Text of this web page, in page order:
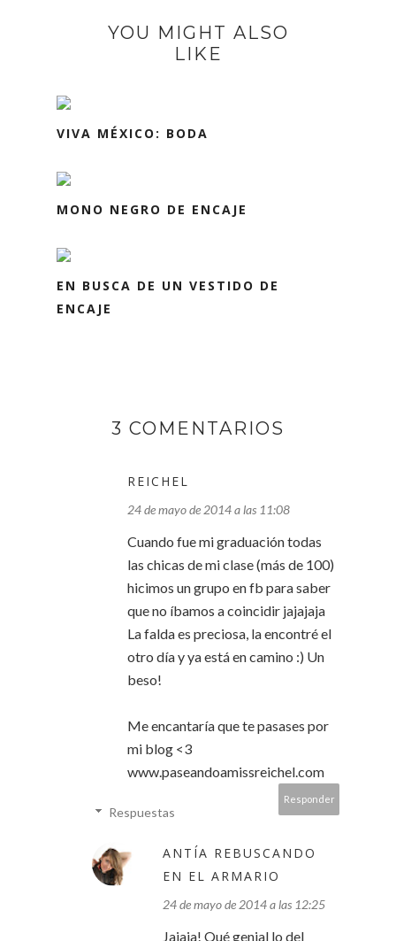
YOU MIGHT ALSO
LIKE
VIVA MÉXICO: BODA
MONO NEGRO DE ENCAJE
EN BUSCA DE UN VESTIDO DE
ENCAJE
3 COMENTARIOS
REICHEL
24 de mayo de 2014 a las 11:08
Cuando fue mi graduación todas
las chicas de mi clase (más de 100)
hicimos un grupo en fb para saber
que no íbamos a coincidir jajajaja
La falda es preciosa, la encontré el
otro día y ya está en camino :) Un
beso!
Me encantaría que te pasases por
mi blog <3
www.paseandoamissreichel.com
Responder
Respuestas
ANTÍA REBUSCANDO
EN EL ARMARIO
24 de mayo de 2014 a las 12:25
Jajaja! Qué genial lo del